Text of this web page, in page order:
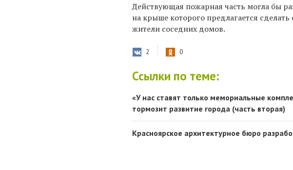
Действующая пожарная часть могла бы
на крыше которого предлагается
жители соседних домов.
2 0
Ссылки по теме:
«У нас ставят только мемориальные
тормозит развитие города (часть вторая)
Красноярское архитектурное бюро